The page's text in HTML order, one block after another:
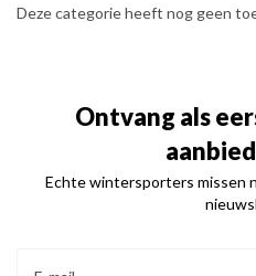
Deze categorie heeft nog geen
Ontvang als
Echte wintersporters missen